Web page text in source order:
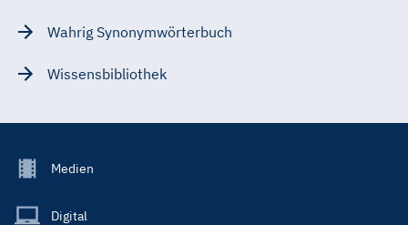
Wahrig Synonymwörterbuch
Wissensbibliothek
Footer
Main
Medien
Digital